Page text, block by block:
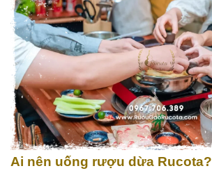
Ai nên uống rượu dừa Rucota?